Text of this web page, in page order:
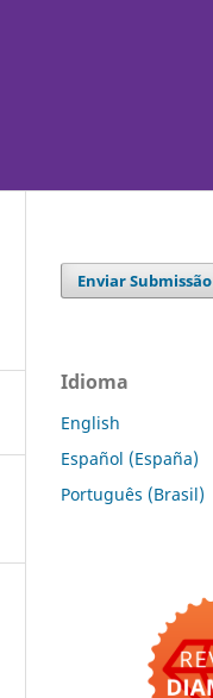
Enviar Submissão
Idioma
English
Español (España)
Português (Brasil)